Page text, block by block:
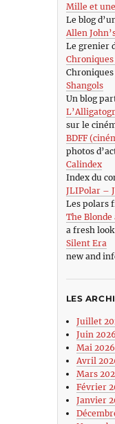
Mille et
Le blog
Allen
Le grenier
Shangols
Un blog
sur le
BDFF
photos
Calindex
Index du
JLIPolar –
Les polars
The
a fresh
Silent Era
new and
LES
Juillet
Juin 2026
Mai 2026
Avril
Mars
Février
Janvier